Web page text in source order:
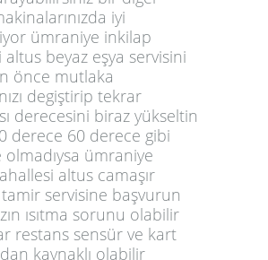
iyi
ümraniye inkilap
altus beyaz eşya servisini
önce mutlaka
degiştirip tekrar
derecesini biraz yükseltin
derece 60 derece gibi
olmadıysa ümraniye
altus camaşır
tamir servisine başvurun
ısıtma sorunu olabilir
restans sensür ve kart
kaynaklı olabilir